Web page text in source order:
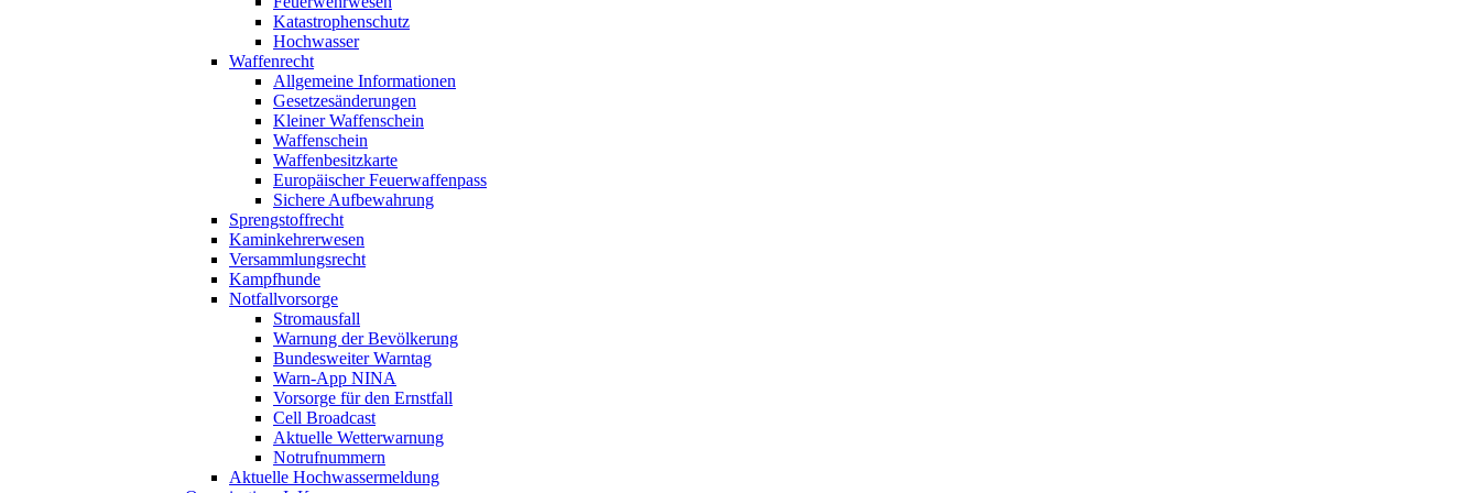
Katastrophenschutz
Hochwasser
Waffenrecht
Allgemeine Informationen
Gesetzesänderungen
Kleiner Waffenschein
Waffenschein
Waffenbesitzkarte
Europäischer Feuerwaffenpass
Sichere Aufbewahrung
Sprengstoffrecht
Kaminkehrerwesen
Versammlungsrecht
Kampfhunde
Notfallvorsorge
Stromausfall
Warnung der Bevölkerung
Bundesweiter Warntag
Warn-App NINA
Vorsorge für den Ernstfall
Cell Broadcast
Aktuelle Wetterwarnung
Notrufnummern
Aktuelle Hochwassermeldung